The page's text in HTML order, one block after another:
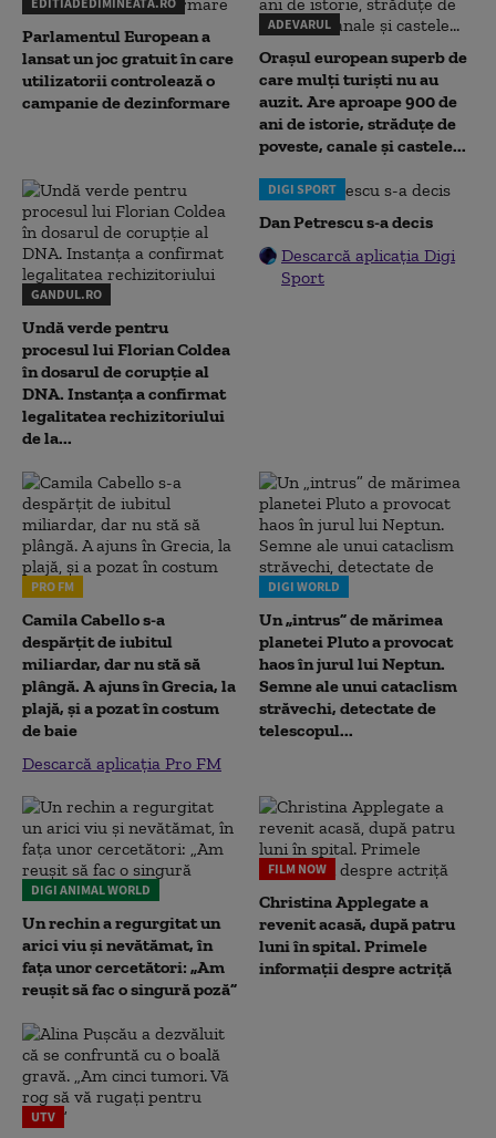
Parlamentul European a
lansat un joc gratuit în care
utilizatorii controlează o
campanie de dezinformare
ADEVARUL
Orașul european superb de
care mulți turiști nu au
auzit. Are aproape 900 de
ani de istorie, străduțe de
poveste, canale și castele...
GANDUL.RO
Undă verde pentru
procesul lui Florian Coldea
în dosarul de corupție al
DNA. Instanța a confirmat
legalitatea rechizitoriului
de la...
DIGI SPORT
Dan Petrescu s-a decis
Descarcă aplicația Digi
Sport
PRO FM
Camila Cabello s-a
despărțit de iubitul
miliardar, dar nu stă să
plângă. A ajuns în Grecia, la
plajă, și a pozat în costum
de baie
Descarcă aplicația Pro FM
DIGI WORLD
Un „intrus” de mărimea
planetei Pluto a provocat
haos în jurul lui Neptun.
Semne ale unui cataclism
străvechi, detectate de
telescopul...
DIGI ANIMAL WORLD
Un rechin a regurgitat un
arici viu și nevătămat, în
fața unor cercetători: „Am
reușit să fac o singură poză”
FILM NOW
Christina Applegate a
revenit acasă, după patru
luni în spital. Primele
informații despre actriță
UTV